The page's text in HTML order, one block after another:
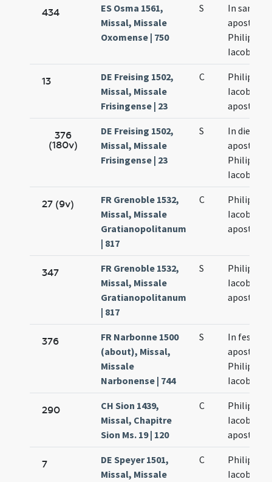
434
ES Osma 1561,
Missal, Missale
Oxomense | 750
S
In
Philippi et
Iacobi
13
DE Freising 1502,
Missal, Missale
Frisingense | 23
C
Philippi et
Iacobi
376
(180v)
DE Freising 1502,
Missal, Missale
Frisingense | 23
S
In die
Philippi et
Iacobi
27 (9v)
FR Grenoble 1532,
Missal, Missale
Gratianopolitanum
| 817
C
Philippi et
Iacobi
347
FR Grenoble 1532,
Missal, Missale
Gratianopolitanum
| 817
S
Philippi et
Iacobi
376
FR Narbonne 1500
(about), Missal,
Missale
Narbonense | 744
S
In festo
Philippi et
Iacobi
290
CH Sion 1439,
Missal, Chapitre
Sion Ms. 19 | 120
C
Philippi et
Iacobi
7
DE Speyer 1501,
Missal, Missale
C
Philippi et
Iacobi